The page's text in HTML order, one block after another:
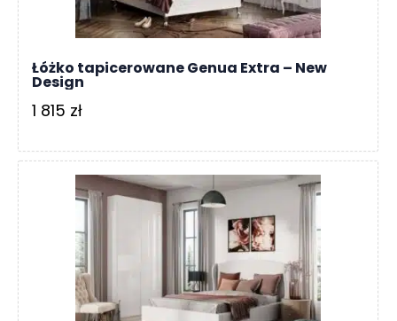
Łóżko tapicerowane Genua Extra – New
Design
1 815 zł